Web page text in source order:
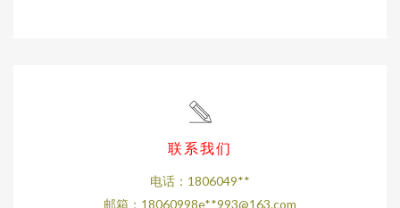
联系我们
电话：1806049**
邮箱：18060998e**993@163.com